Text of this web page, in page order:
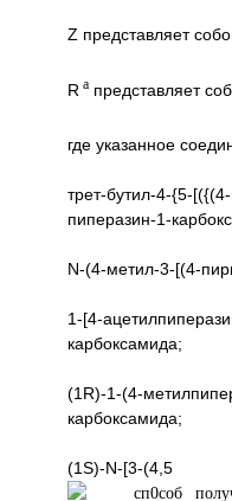
Z представляет
R aпредставляет
где указанное
трет-бутил-4-{5-
пиперазин-1-
N-(4-метил-3-[(4-
1-[4-
карбоксамида;
(1R)-1-(4-
карбоксамида;
(1S)-N-[3-(4,5